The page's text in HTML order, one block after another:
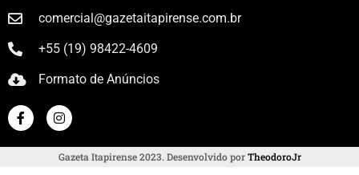
comercial@gazetaitapirense.com.br
+55 (19) 98422-4609
Formato de Anúncios
Gazeta Itapirense 2023. Desenvolvido porTheodoroJr